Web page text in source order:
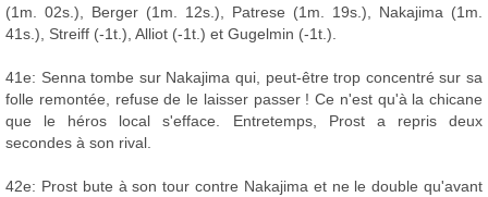
(1m. 02s.), Berger (1m. 12s.), Patrese (1m. 19s.), Nakajima (1m.
41s.), Streiff (-1t.), Alliot (-1t.) et Gugelmin (-1t.).
41e: Senna tombe sur Nakajima qui, peut-être trop concentré sur sa
folle remontée, refuse de le laisser passer ! Ce n'est qu'à la chicane
que le héros local s'efface. Entretemps, Prost a repris deux
secondes à son rival.
42e: Prost bute à son tour contre Nakajima et ne le double qu'avant